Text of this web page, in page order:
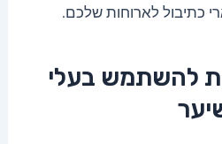
כתיבול לארוחות שלכם.
להשתמש בעלי